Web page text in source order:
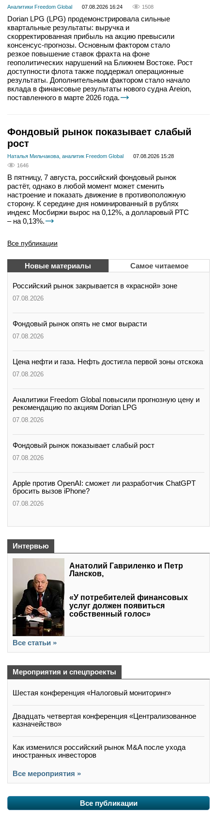
Аналитики Freedom Global 07.08.2026 16:24 1508
Dorian LPG (LPG) продемонстрировала сильные
квартальные результаты: выручка и
скорректированная прибыль на акцию превысили
консенсус-прогнозы. Основным фактором стало
резкое повышение ставок фрахта на фоне
геополитических нарушений на Ближнем Востоке. Рост
доступности флота также поддержал операционные
результаты. Дополнительным фактором стало начало
вклада в финансовые результаты нового судна Areion,
поставленного в марте 2026 года.
Фондовый рынок показывает слабый
рост
Наталья Мильчакова, аналитик Freedom Global
07.08.2026 15:28
1646
В пятницу, 7 августа, российский фондовый рынок
растёт, однако в любой момент может сменить
настроение и показать движение в противоположную
сторону. К середине дня номинированный в рублях
индекс Мосбиржи вырос на 0,12%, а долларовый РТС
– на 0,13%.
Все публикации
Новые материалы Самое читаемое
Российский рынок закрывается в «красной» зоне
07.08.2026
Фондовый рынок опять не смог вырасти
07.08.2026
Цена нефти и газа. Нефть достигла первой зоны отскока
07.08.2026
Аналитики Freedom Global повысили прогнозную цену и
рекомендацию по акциям Dorian LPG
07.08.2026
Фондовый рынок показывает слабый рост
07.08.2026
Apple против OpenAI: сможет ли разработчик ChatGPT
бросить вызов iPhone?
07.08.2026
Интервью
Анатолий Гавриленко и Петр
Лансков,
«У потребителей финансовых
услуг должен появиться
собственный голос»
Все статьи »
Мероприятия и спецпроекты
Шестая конференция «Налоговый мониторинг»
Двадцать четвертая конференция «Централизованное
казначейство»
Как изменился российский рынок M&A после ухода
иностранных инвесторов
Все мероприятия »
Все публикации